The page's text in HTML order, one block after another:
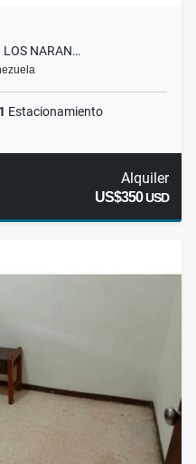
LOS NARAN…
1 Estacionamiento
Alquiler
US$350USD